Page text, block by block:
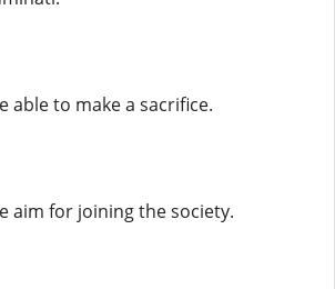
able to make a sacrifice.
aim for joining the society.